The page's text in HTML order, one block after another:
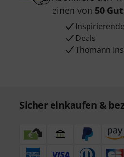
einen von 50
Deals
Thomann
Sicher einkaufen &